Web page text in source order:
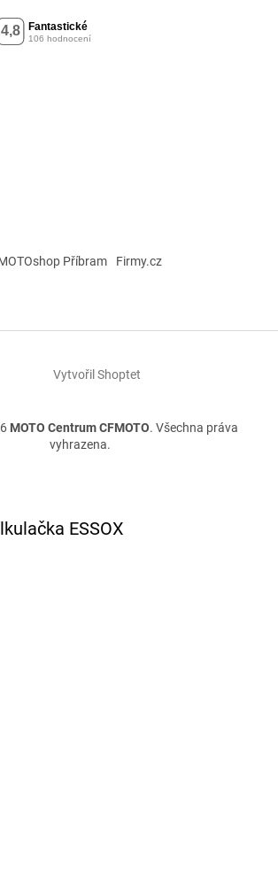
Příbram Firmy.cz
Vytvořil Shoptet
MOTO Centrum CFMOTO. Všechna práva
vyhrazena.
ESSOX